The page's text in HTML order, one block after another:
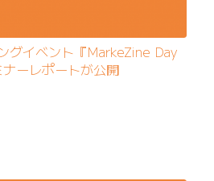
グイベント『MarkeZine Day
ーレポートが公開